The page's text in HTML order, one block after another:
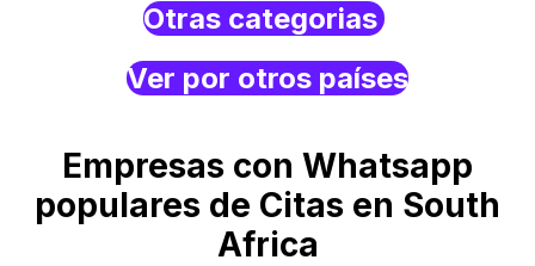
Otras categorias
Ver por otros países
Empresas con Whatsapp
populares de Citas en South
Africa